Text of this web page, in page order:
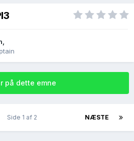
,
på dette emne
NÆSTE
Side 1 af 2